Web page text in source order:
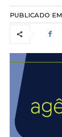
PUBLICADO EM